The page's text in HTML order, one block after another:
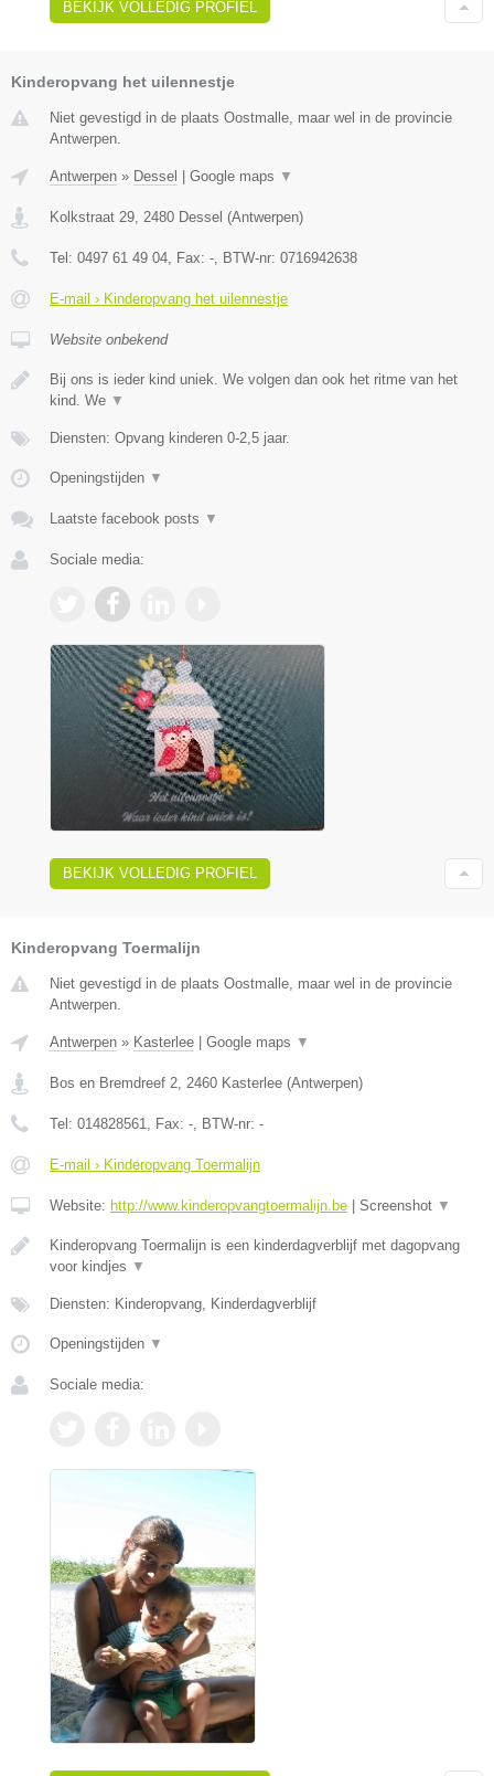
BEKIJK VOLLEDIG PROFIEL
Kinderopvang het uilennestje
Niet gevestigd in de plaats Oostmalle, maar wel in de provincie
Antwerpen.
Antwerpen » Dessel | Google maps ▼
Kolkstraat 29 2480 Dessel (Antwerpen)
Tel: 0497 61 49 04 , Fax: - , BTW-nr: 0716942638
E-mail › Kinderopvang het uilennestje
Website onbekend
Bij ons is ieder kind uniek. We volgen dan ook het ritme van het
kind. We ▼
Diensten: Opvang kinderen 0-2,5 jaar.
Openingstijden ▼
Laatste facebook posts ▼
Sociale media:
BEKIJK VOLLEDIG PROFIEL
Kinderopvang Toermalijn
Niet gevestigd in de plaats Oostmalle, maar wel in de provincie
Antwerpen.
Antwerpen » Kasterlee Google maps ▼
Bos en Bremdreef 2, 2460 Kasterlee (Antwerpen)
Tel: 014828561, Fax: -, BTW-nr: -
E-mail › Kinderopvang Toermalijn
Website: http://www.kinderopvangtoermalijn.be Screenshot ▼
Kinderopvang Toermalijn is een kinderdagverblijf met dagopvang
voor kindjes ▼
Diensten: Kinderopvang, Kinderdagverblijf
Openingstijden ▼
Sociale media: